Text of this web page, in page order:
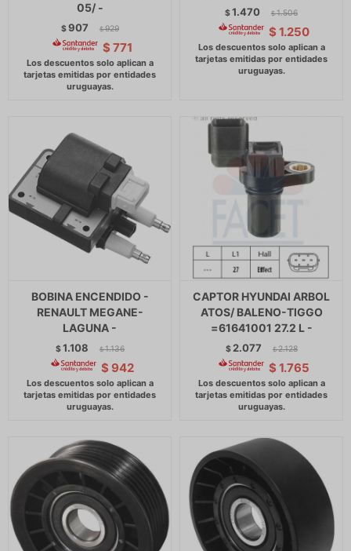
05/ -
$907 $ 929
$ 771
$1.470 $ 1.506
$ 1.250
BOBINA ENCENDIDO -
RENAULT MEGANE-
LAGUNA -
$1.108 $ 1.136
$ 942
CAPTOR HYUNDAI ARBOL
ATOS/ BALENO-TIGGO
=61641001 27.2 L -
$ 2.077 $ 2.128
$ 1.765